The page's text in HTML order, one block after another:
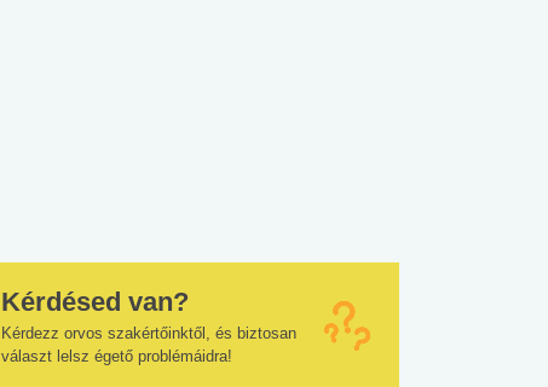
Kérdésed van?
Kérdezz orvos szakértőinktől, és biztosan
választ lelsz égető problémáidra!